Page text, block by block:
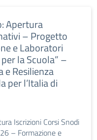
Apertura
– Progetto
e Laboratori
la Scuola” –
e Resilienza
per l’Italia di
Iscrizioni Corsi Snodi
– Formazione e